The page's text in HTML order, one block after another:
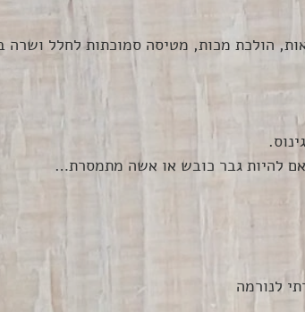
הולכת מכות, מטיסה סמוכתות לחלל ושרה
להיות גבר כובש או אשה מתמסרת…
לנורמה